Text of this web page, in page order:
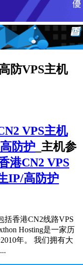
防VPS主机
VPS主机
防护 _主机参
港CN2 VPS
IP/高防护
括香港CN2线路VPS
Hosting是一家历
年。 我们拥有大